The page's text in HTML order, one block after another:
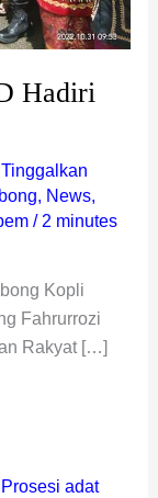
Hadiri
Tinggalkan
, News,
/ 2 minutes
Kopli
Fahrurrozi
Rakyat […]
Prosesi adat